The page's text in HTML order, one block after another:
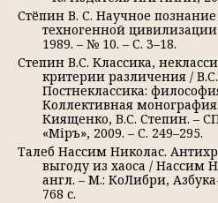
Стёпин В. С. Научное
техногенной
1989. – № 10. – С. 3–18.
Степин В.С. Классика,
критерии различения /
Постнеклассика:
Коллективная
Киященко, В.С. Степин. –
«Міръ», 2009. – С. 249–295.
Талеб Нассим Николас.
выгоду из хаоса / Нассим
англ. – М.: КоЛибри,
768 с.